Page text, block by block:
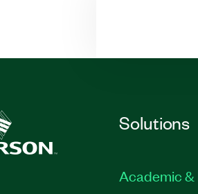
Solutions
Academic &